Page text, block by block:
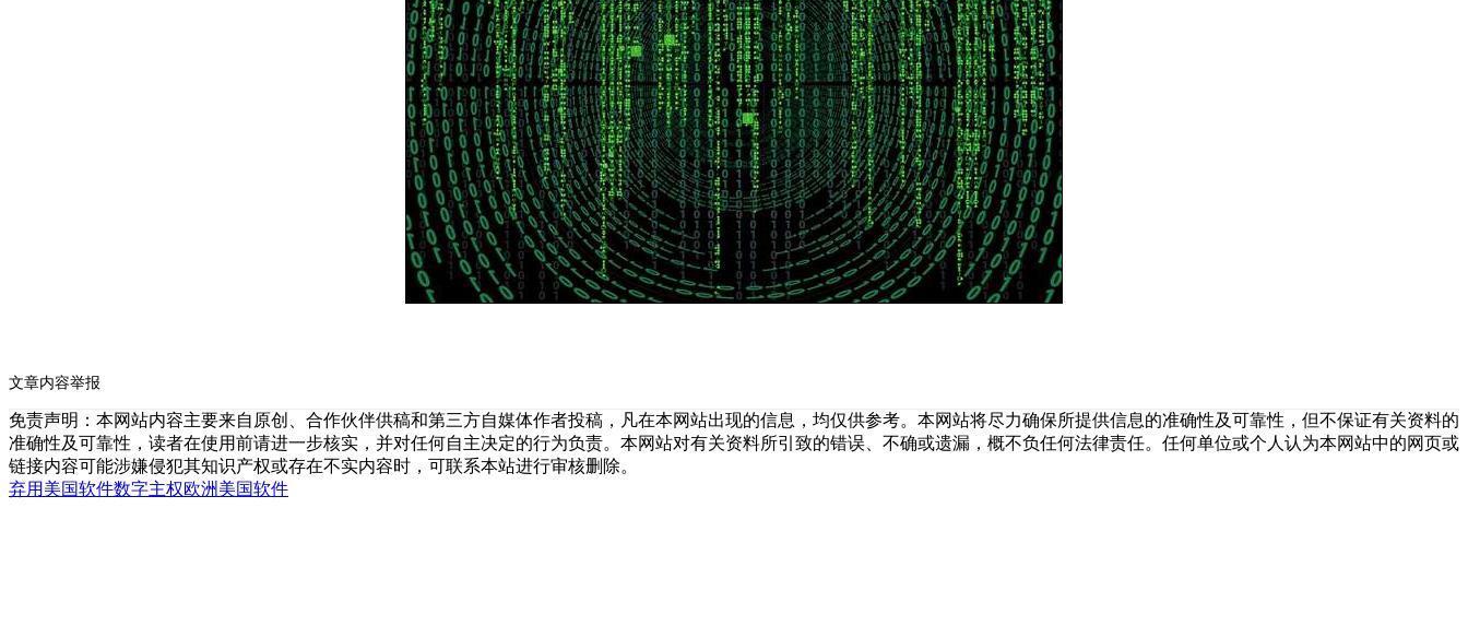
文章内容举报
免责声明：本网站内容主要来自原创、合作伙伴供稿和第三方自媒体作者投稿，凡在本网站出现的信息，均仅供参考。本网站将尽力确保所提供信息的准确性及可靠性，但不保证有关资料的
准确性及可靠性，读者在使用前请进一步核实，并对任何自主决定的行为负责。本网站对有关资料所引致的错误、不确或遗漏，概不负任何法律责任。任何单位或个人认为本网站中的网页或
链接内容可能涉嫌侵犯其知识产权或存在不实内容时，可联系本站进行审核删除。
弃用美国软件数字主权欧洲 美国软件